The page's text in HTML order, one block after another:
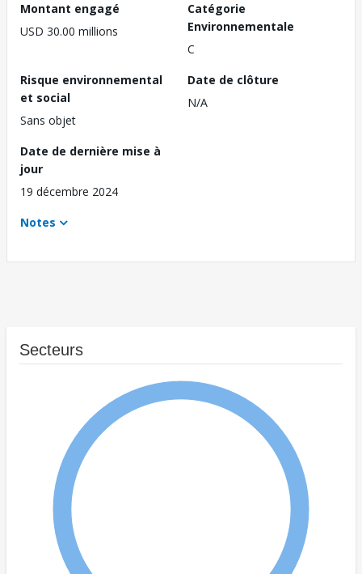
Montant engagé
USD 30.00 millions
Catégorie
Environnementale
C
Risque environnemental
et social
Sans objet
Date de clôture
N/A
Date de dernière mise à
jour
19 décembre 2024
Notes
Secteurs